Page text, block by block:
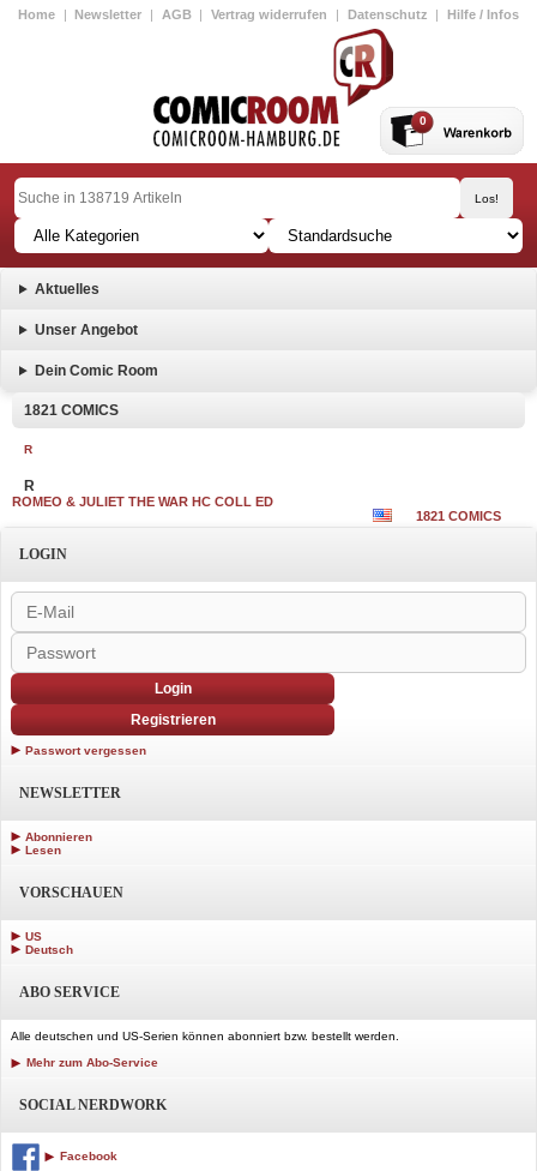
Home | Newsletter | AGB | Vertrag widerrufen | Datenschutz | Hilfe / Infos
0
Aktuelles
Unser Angebot
Dein Comic Room
1821 COMICS
R
R
ROMEO & JULIET THE WAR HC COLL ED
1821 COMICS
LOGIN
Login
Registrieren
Passwort vergessen
NEWSLETTER
Abonnieren
Lesen
VORSCHAUEN
US
Deutsch
ABO SERVICE
Alle deutschen und US-Serien können abonniert bzw. bestellt werden.
Mehr zum Abo-Service
SOCIAL NERDWORK
Facebook